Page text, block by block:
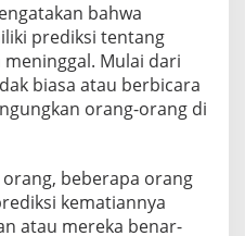
bahwa
prediksi tentang
Mulai dari
biasa atau berbicara
orang-orang di
beberapa orang
kematiannya
atau mereka benar-